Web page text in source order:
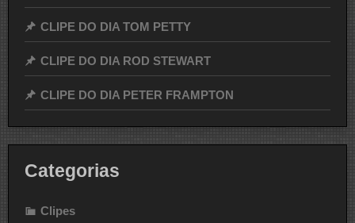
CLIPE DO DIA TOM PETTY
CLIPE DO DIA ROD STEWART
CLIPE DO DIA PETER FRAMPTON
Categorias
Clipes